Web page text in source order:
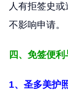
人有拒签史
不影响申请。
四、免签便
1、圣多美护